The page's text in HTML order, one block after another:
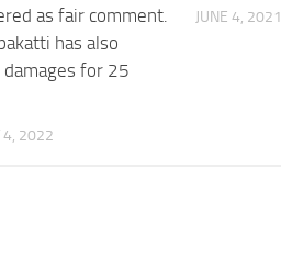
as fair comment.
has also
for 25
4, 2022
JUNE 4, 2021